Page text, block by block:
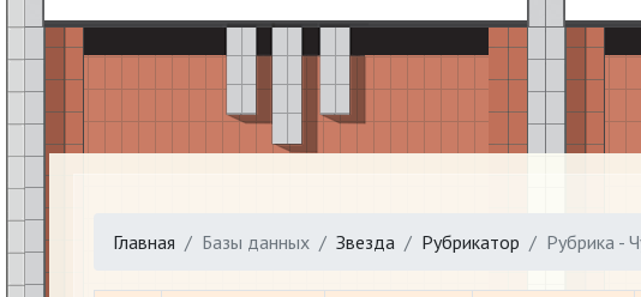
Главная Базы данных Звезда Рубрикатор Рубрика -